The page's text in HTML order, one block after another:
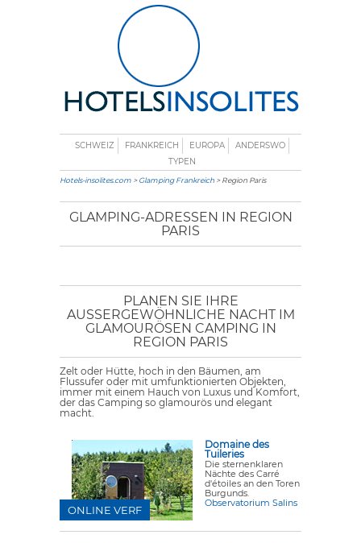
SCHWEIZ FRANKREICH EUROPA
ANDERSWO
TYPEN
Hotels-insolites.com >Glamping Frankreich > Region Paris
GLAMPING-ADRESSEN IN REGION
PARIS
PLANEN SIE IHRE
AUSSERGEWÖHNLICHE NACHT IM G
LAMOURÖSEN CAMPING IN R
EGION PARIS
Zelt oder Hütte, hoch in den Bäumen, am
Flussufer oder mit umfunktionierten Objekten,
immer mit einem Hauch von Luxus und Komfort,
der das Camping so glamourös und elegant
macht.
Domaine des
Tuileries
Die sternenklaren
Nächte des Carré
d'étoiles an den Toren
Burgunds.
Observatorium Salins
ONLINE VERF